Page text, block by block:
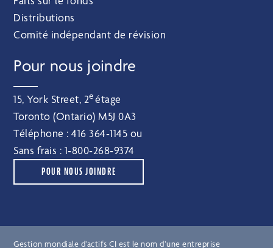
Distributions
Comité indépendant de révision
Pour nous joindre
15, York Street, 2eétage
Toronto (Ontario) M5J 0A3
Téléphone :416 364‑1145 ou
Sans frais : 1‑800‑268‑9374
POUR NOUS JOINDRE
Gestion mondiale d’actifs CI est le nom d’une entreprise